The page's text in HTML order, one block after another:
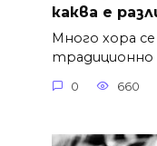
каква е
Много хора
традиционно
0 660